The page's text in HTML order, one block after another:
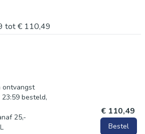
tot€ 110,49
ontvangst
besteld,
25,-
€ 110,49
Bestel